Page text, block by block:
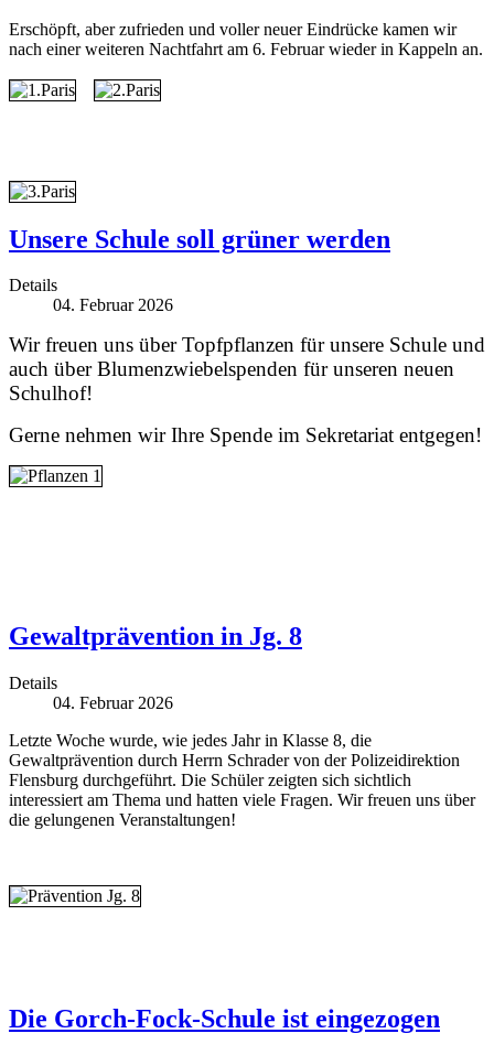
Erschöpft, aber zufrieden und voller neuer Eindrücke kamen wir
nach einer weiteren Nachtfahrt am 6. Februar wieder in Kappeln an.
Unsere Schule soll grüner werden
Details
04. Februar 2026
Wir freuen uns über Topfpflanzen für unsere Schule und
auch über Blumenzwiebelspenden für unseren neuen
Schulhof!
Gerne nehmen wir Ihre Spende im Sekretariat entgegen!
Gewaltprävention in Jg. 8
Details
04. Februar 2026
Letzte Woche wurde, wie jedes Jahr in Klasse 8, die
Gewaltprävention durch Herrn Schrader von der Polizeidirektion
Flensburg durchgeführt. Die Schüler zeigten sich sichtlich
interessiert am Thema und hatten viele Fragen. Wir freuen uns über
die gelungenen Veranstaltungen!
Die Gorch-Fock-Schule ist eingezogen